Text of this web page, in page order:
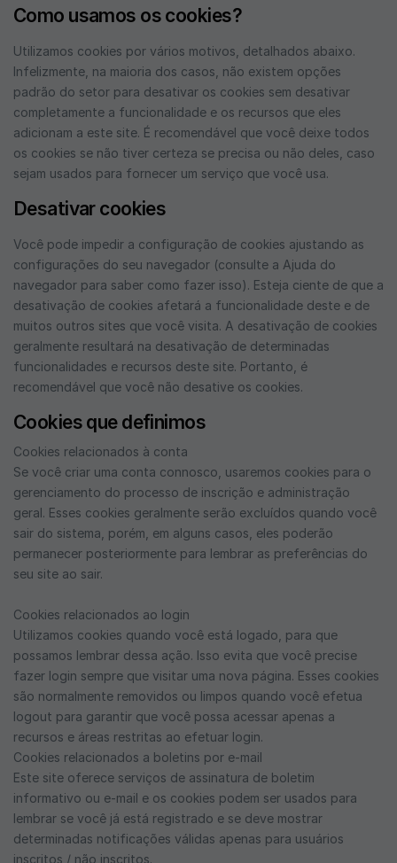
Como usamos os cookies?
Utilizamos cookies por vários motivos, detalhados abaixo.
Infelizmente, na maioria dos casos, não existem opções
padrão do setor para desativar os cookies sem desativar
completamente a funcionalidade e os recursos que eles
adicionam a este site. É recomendável que você deixe todos
os cookies se não tiver certeza se precisa ou não deles, caso
sejam usados ​​para fornecer um serviço que você usa.
Desativar cookies
Você pode impedir a configuração de cookies ajustando as
configurações do seu navegador (consulte a Ajuda do
navegador para saber como fazer isso). Esteja ciente de que a
desativação de cookies afetará a funcionalidade deste e de
muitos outros sites que você visita. A desativação de cookies
geralmente resultará na desativação de determinadas
funcionalidades e recursos deste site. Portanto, é
recomendável que você não desative os cookies.
Cookies que definimos
Cookies relacionados à conta
Se você criar uma conta connosco, usaremos cookies para o
gerenciamento do processo de inscrição e administração
geral. Esses cookies geralmente serão excluídos quando você
sair do sistema, porém, em alguns casos, eles poderão
permanecer posteriormente para lembrar as preferências do
seu site ao sair.
Cookies relacionados ao login
Utilizamos cookies quando você está logado, para que
possamos lembrar dessa ação. Isso evita que você precise
fazer login sempre que visitar uma nova página. Esses cookies
são normalmente removidos ou limpos quando você efetua
logout para garantir que você possa acessar apenas a
recursos e áreas restritas ao efetuar login.
Cookies relacionados a boletins por e-mail
Este site oferece serviços de assinatura de boletim
informativo ou e-mail e os cookies podem ser usados ​​para
lembrar se você já está registrado e se deve mostrar
determinadas notificações válidas apenas para usuários
inscritos / não inscritos.